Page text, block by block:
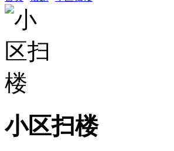
小区扫楼